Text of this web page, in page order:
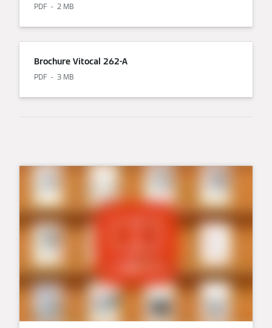
PDF 2 MB
Brochure Vitocal 262-A
PDF 3 MB